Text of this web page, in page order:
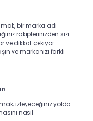
bir marka adı
rakiplerinizden sizi
ve dikkat çekiyor
ve markanızı farklı
izleyeceğiniz yolda
nasıl